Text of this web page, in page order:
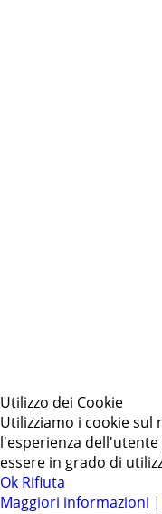
Utilizzo dei Cookie
Utilizziamo i cookie
l'esperienza
essere in grado di
Ok Rifiuta
Maggiori informazioni |